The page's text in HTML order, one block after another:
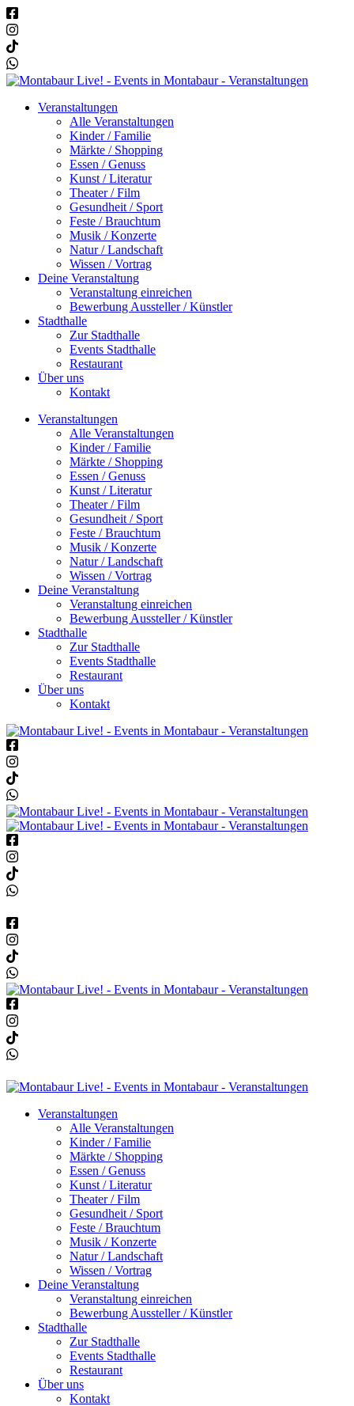
Veranstaltungen
Alle Veranstaltungen
Kinder / Familie
Märkte / Shopping
Essen / Genuss
Kunst / Literatur
Theater / Film
Gesundheit / Sport
Feste / Brauchtum
Musik / Konzerte
Natur / Landschaft
Wissen / Vortrag
Deine Veranstaltung
Veranstaltung einreichen
Bewerbung Aussteller / Künstler
Stadthalle
Zur Stadthalle
Events Stadthalle
Restaurant
Über uns
Kontakt
Veranstaltungen
Alle Veranstaltungen
Kinder / Familie
Märkte / Shopping
Essen / Genuss
Kunst / Literatur
Theater / Film
Gesundheit / Sport
Feste / Brauchtum
Musik / Konzerte
Natur / Landschaft
Wissen / Vortrag
Deine Veranstaltung
Veranstaltung einreichen
Bewerbung Aussteller / Künstler
Stadthalle
Zur Stadthalle
Events Stadthalle
Restaurant
Über uns
Kontakt
Veranstaltungen
Alle Veranstaltungen
Kinder / Familie
Märkte / Shopping
Essen / Genuss
Kunst / Literatur
Theater / Film
Gesundheit / Sport
Feste / Brauchtum
Musik / Konzerte
Natur / Landschaft
Wissen / Vortrag
Deine Veranstaltung
Veranstaltung einreichen
Bewerbung Aussteller / Künstler
Stadthalle
Zur Stadthalle
Events Stadthalle
Restaurant
Über uns
Kontakt